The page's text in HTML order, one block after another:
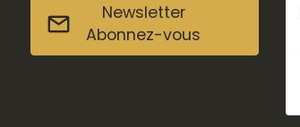
Newsletter
Abonnez-vous